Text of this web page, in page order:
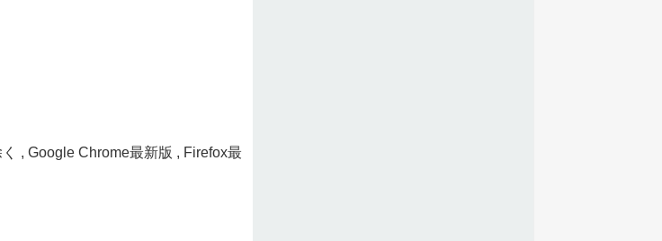
, Google Chrome最新版 , Firefox最